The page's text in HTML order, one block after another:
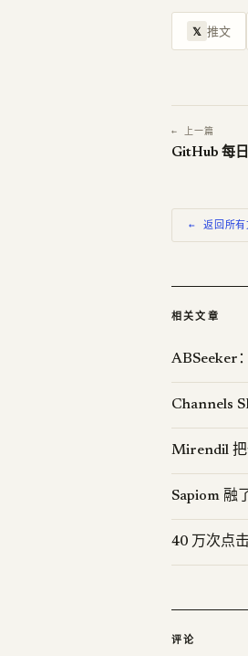
𝕏 推文
← 上一篇
GitHub 每
← 返回所有
相关文章
ABSeeker
Channels
Mirendil 把
Sapiom 融
40 万次点
评论